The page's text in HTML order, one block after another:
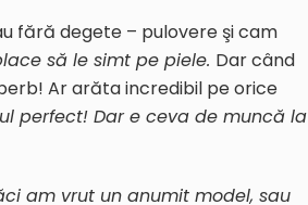
fără degete – pulovere şi cam
să le simt pe piele. Dar când
Ar arăta incredibil pe orice
perfect! Dar e ceva de muncă la
am vrut un anumit model, sau